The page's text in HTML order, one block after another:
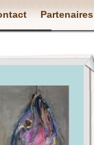
Partenaires